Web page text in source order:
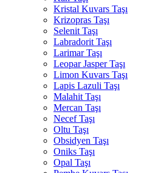
Kristal Kuvars Taşı
Krizopras Taşı
Selenit Taşı
Labradorit Taşı
Larimar Taşı
Leopar Jasper Taşı
Limon Kuvars Taşı
Lapis Lazuli Taşı
Malahit Taşı
Mercan Taşı
Necef Taşı
Oltu Taşı
Obsidyen Taşı
Oniks Taşı
Opal Taşı